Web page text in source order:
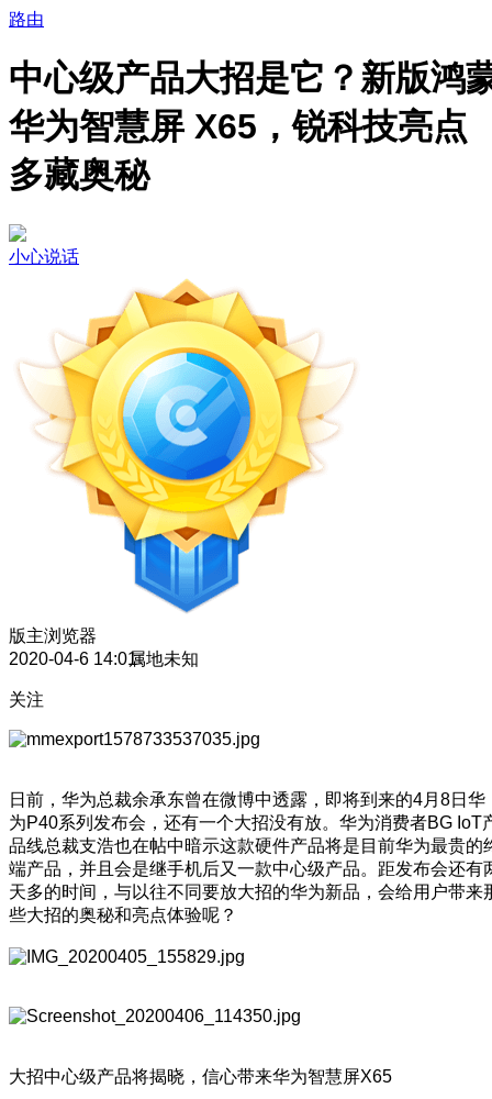
路由
中心级产品大招是它？新版鸿
华为智慧屏 X65，锐科技亮点
多藏奥秘
小心说话
版主浏览器
2020-04-6 14:01属地未知
关注
日前，华为总裁余承东曾在微博中透露，即将到来的4月8日华
为P40系列发布会，还有一个大招没有放。华为消费者BG IoT
品线总裁支浩也在帖中暗示这款硬件产品将是目前华为最贵的
端产品，并且会是继手机后又一款中心级产品。距发布会还有
天多的时间，与以往不同要放大招的华为新品，会给用户带来
些大招的奥秘和亮点体验呢？
大招中心级产品将揭晓，信心带来华为智慧屏X65